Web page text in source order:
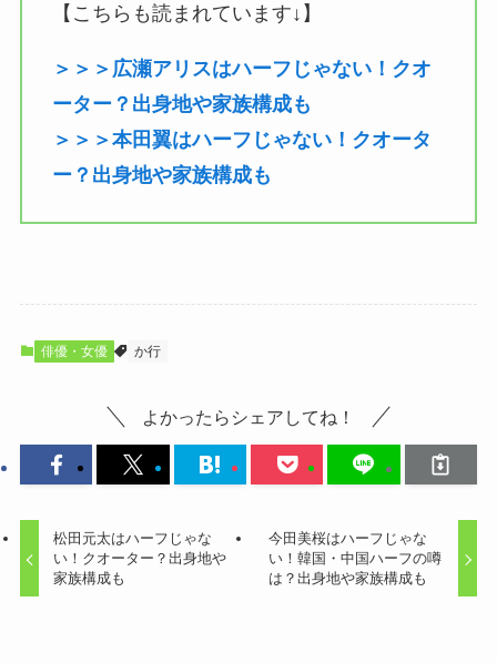
【こちらも読まれています↓】
＞＞＞広瀬アリスはハーフじゃない！クオ
ーター？出身地や家族構成も
＞＞＞本田翼はハーフじゃない！クオータ
ー？出身地や家族構成も
俳優・女優 か行
よかったらシェアしてね！
松田元太はハーフじゃな
い！クオーター？出身地や
家族構成も
今田美桜はハーフじゃな
い！韓国・中国ハーフの噂
は？出身地や家族構成も